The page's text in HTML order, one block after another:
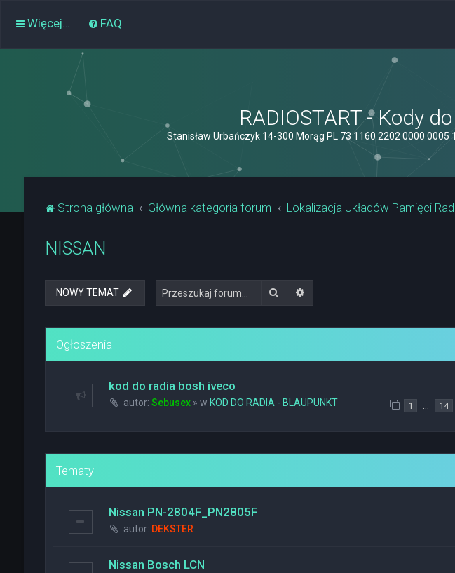
Więcej… FAQ
RADIOSTART - Kody
Stanisław Urbańczyk 14-300 Morąg PL 73 1160 2202 0000
Strona główna Główna kategoria forum Lokalizacja Układów Pamięci
NISSAN
NOWY TEMAT Szukaj
Ogłoszenia
kod do radia bosh iveco
autor: Sebusex » w KOD DO RADIA - BLAUPUNKT 1 … 14
Tematy
Nissan PN-2804F_PN2805F
autor: DEKSTER
Nissan Bosch LCN